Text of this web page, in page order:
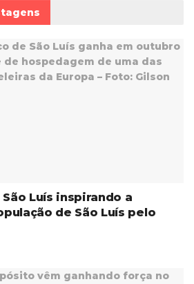
Luís inspirando a
de São Luís pelo